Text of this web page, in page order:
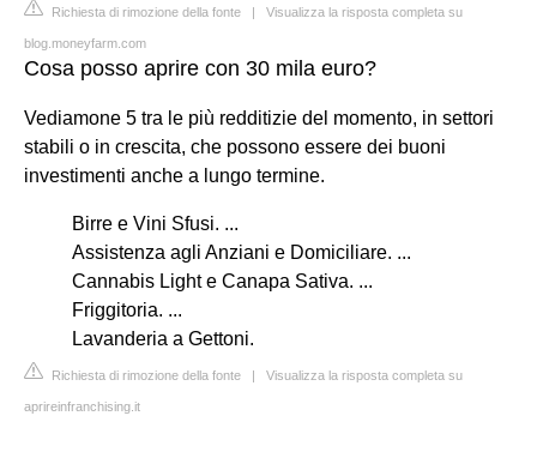
Richiesta di rimozione della fonte | Visualizza la risposta completa su
blog.moneyfarm.com
Cosa posso aprire con 30 mila euro?
Vediamone 5 tra le più redditizie del momento, in settori
stabili o in crescita, che possono essere dei buoni
investimenti anche a lungo termine.
Birre e Vini Sfusi. ...
Assistenza agli Anziani e Domiciliare. ...
Cannabis Light e Canapa Sativa. ...
Friggitoria. ...
Lavanderia a Gettoni.
Richiesta di rimozione della fonte | Visualizza la risposta completa su
aprireinfranchising.it